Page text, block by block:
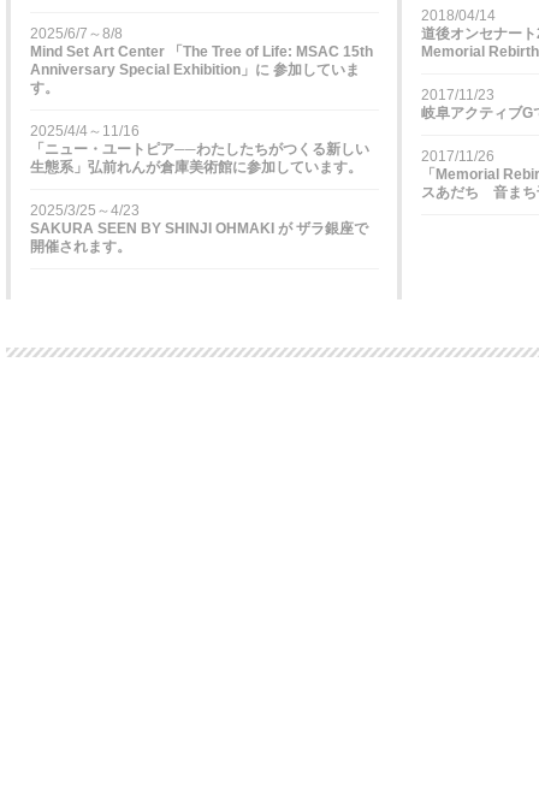
2025/6/7～8/8
Mind Set Art Center 「The Tree of Life: MSAC 15th
Anniversary Special Exhibition」に 参加していま
す。
2025/4/4～11/16
「ニュー・ユートピア──わたしたちがつくる新しい
生態系」弘前れんが倉庫美術館に参加しています。
2025/3/25～4/23
SAKURA SEEN BY SHINJI OHMAKI が ザラ銀座で
開催されます。
2018/04/14
道後オンセナー
Memorial Rebirth
2017/11/23
岐阜アクティブG
2017/11/26
「Memorial
スあだち 音まち